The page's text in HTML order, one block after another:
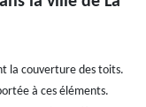
la couverture des toits.
à ces éléments.